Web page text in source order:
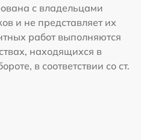
с владельцами
и не представляет их
работ выполняются
находящихся в
в соответствии со ст.